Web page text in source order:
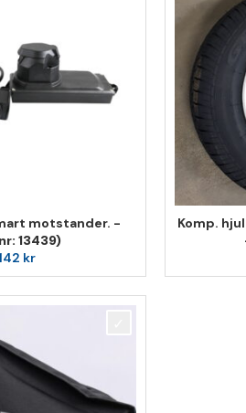
motstander. -
13439)
kr
Komp. hjul